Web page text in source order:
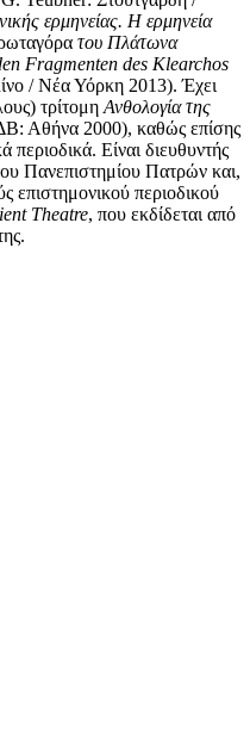
ερμηνείας. Η ερμηνεία
του Πλάτωνα
Fragmenten des Klearchos
/ Νέα Υόρκη 2013). Έχει
τρίτομη Ανθολογία της
Αθήνα 2000), καθώς επίσης
Είναι διευθυντής
Πανεπιστημίου Πατρών και,
επιστημονικού περιοδικού
Theatre, που εκδίδεται από